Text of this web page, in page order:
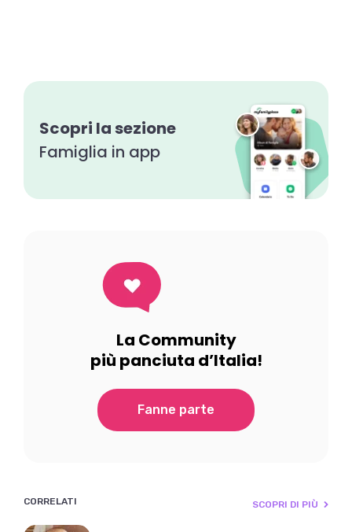
Scopri la sezione
Famiglia in app
La Community
più panciuta d’Italia!
Fanne parte
CORRELATI SCOPRI DI PIÙ